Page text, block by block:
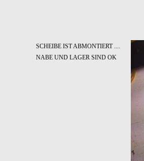
SCHEIBE IST ABMONTIERT ....
NABE UND LAGER SIND OK